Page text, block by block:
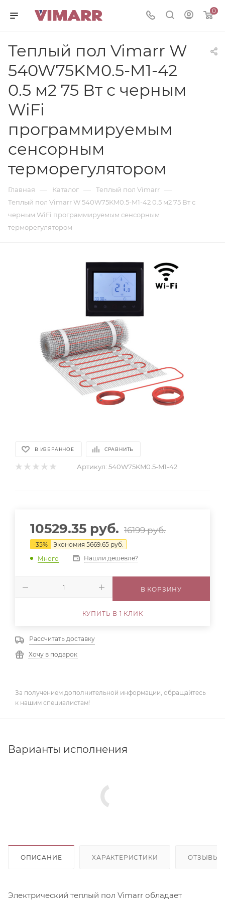
0
Теплый пол Vimarr W
540W75KM0.5-M1-42
0.5 м2 75 Вт с черным
WiFi
программируемым
сенсорным
терморегулятором
Главная — Каталог — Теплый пол Vimarr —
Теплый пол Vimarr W 540W75KM0.5-M1-42 0.5 м2 75 Вт с
черным WiFi программируемым сенсорным
терморегулятором
В ИЗБРАННОЕ СРАВНИТЬ
Артикул: 540W75KM0.5-M1-42
10529.35 руб. 16199руб.
-35% Экономия 5669.65 руб.
Много
Нашли дешевле?
В КОРЗИНУ
КУПИТЬ В 1 КЛИК
Рассчитать доставку
Хочу в подарок
За получением дополнительной информации, обращайтесь
к нашим специалистам!
Варианты исполнения
ОПИСАНИЕ ХАРАКТЕРИСТИКИ ОТЗЫВЫ
Электрический теплый пол Vimarr обладает